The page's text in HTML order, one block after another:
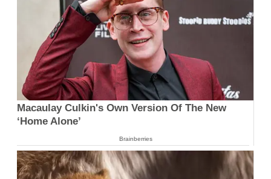
Macaulay Culkin's Own Version Of The New
‘Home Alone’
Brainberries